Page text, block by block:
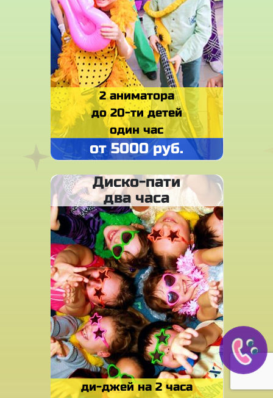
2 аниматора
до 20-ти детей
один час
от 5000 руб.
Диско-пати
два часа
ди-джей на 2 часа